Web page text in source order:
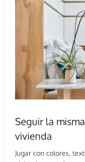
Seguir la
vivienda
Jugar con colores,